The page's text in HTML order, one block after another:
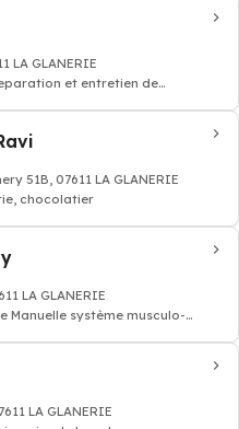
LA GLANERIE
et entretien de
51B, 07611 LA GLANERIE
chocolatier
LA GLANERIE
Manuelle système musculo-
LA GLANERIE